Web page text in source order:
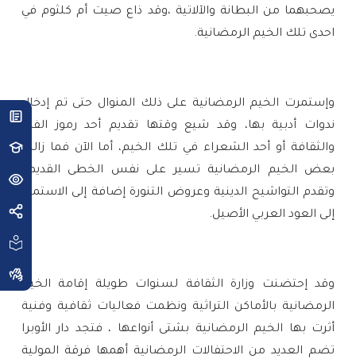
‏يصحبهما‏ ‏من‏ ‏البطانة‏ ‏والآلاتية‏ ،وقد ذاع صيت أم كلثوم في
احدى تلك الخيم الرمضانية.
وإستمرت الخيم الرمضانية على ذلك المنوال حتى تم إدخال
ندوات أدبية بها، وقد شيع وقتها تقديم أحد‏ ‏رموز‏ ‏الفكر‏
‏والثقافة أو أحد الشعراء في تلك الخيم، أما الآن فما زالت
بعض الخيم الرمضانية تسير على نفس الخطى القديمة
وتقدم التواشيح الدينية وعروض التنورة إضافة إلى الاستماع
إلى العود العربي الأصيل.
وقد إحتضنت وزارة الثقافة لسنوات طويلة إقامة الخيم
الرمضانية بالأماكن التراثية ونظمت فعاليات ثقافية وفنية
أثرت بها الخيم الرمضانية بشتى أنواعها ، فتجد دار الأوبرا
تضم العديد من الاحتفالات الرمضانية أهمها فرقة المولية